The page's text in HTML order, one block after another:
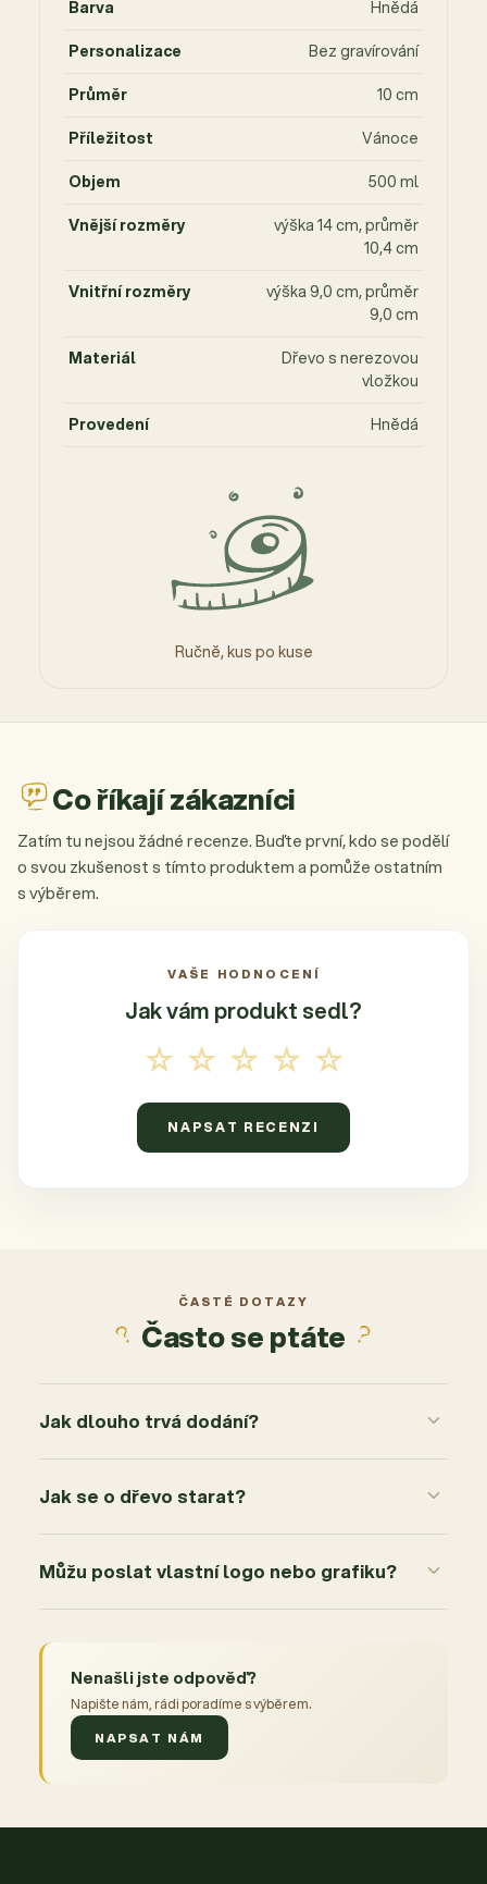
Ručně, kus po kuse
Barva
Hnědá
Personalizace
Bez gravírování
Průměr
10 cm
Příležitost
Vánoce
Objem
500 ml
Vnější rozměry
výška 14 cm, průměr
10,4 cm
Vnitřní rozměry
výška 9,0 cm, průměr
9,0 cm
Materiál
Dřevo s nerezovou
vložkou
Provedení
Hnědá
Co říkají zákazníci
Zatím tu nejsou žádné recenze. Buďte první, kdo se podělí
o svou zkušenost s tímto produktem a pomůže ostatním
s výběrem.
VAŠE HODNOCENÍ
Jak vám produkt sedl?
☆☆☆☆☆
NAPSAT RECENZI
ČASTÉ DOTAZY
Často se ptáte
Jak dlouho trvá dodání?
Jak se o dřevo starat?
Můžu poslat vlastní logo nebo grafiku?
Nenašli jste odpověď?
Napište nám, rádi poradíme s výběrem.
NAPSAT NÁM